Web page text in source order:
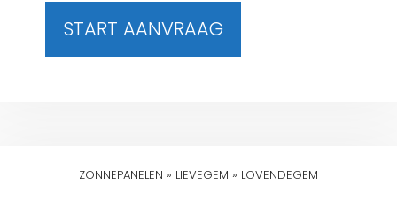
START AANVRAAG
ZONNEPANELEN » LIEVEGEM » LOVENDEGEM